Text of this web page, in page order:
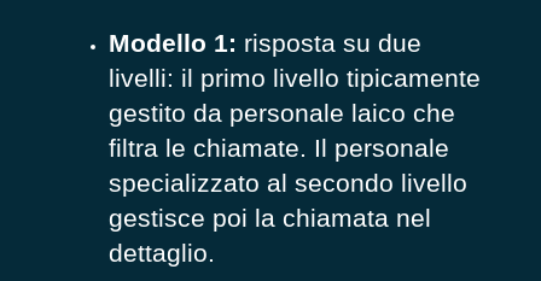
Modello 1: risposta su due
livelli: il primo livello tipicamente
gestito da personale laico che
filtra le chiamate. Il personale
specializzato al secondo livello
gestisce poi la chiamata nel
dettaglio.